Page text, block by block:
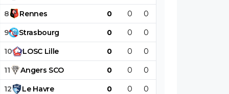
8 Rennes 0 0 0
9 Strasbourg 0 0 0
10 LOSC Lille 0 0 0
11 Angers SCO 0 0 0
12 Le Havre 0 0 0